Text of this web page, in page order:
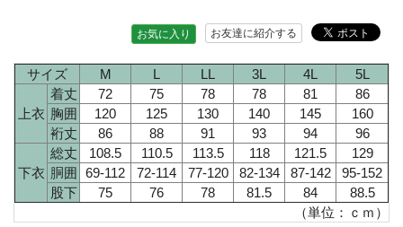
お友達に紹介する
お気に入り
サイズ M L LL 3L 4L 5L
上衣
着丈 72 75 78 78 81
86
胸囲
120 125 130 140 145
160
裄丈
86 88 91 93 94 96
下衣
総丈 108.5 110.5 113.5 118 121.5
129
胴囲 69-112 72-114 77-120 82-134 87-142
95-152
股下
75 76 78 81.5 84
88.5
（単位：ｃｍ）